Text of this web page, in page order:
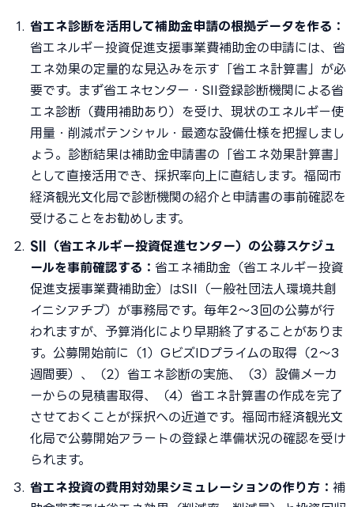
省エネ診断を活用して補助金申請の根拠データを作る：
省エネルギー投資促進支援事業費補助金の申請には、省
エネ効果の定量的な見込みを示す「省エネ計算書」が必
要です。まず省エネセンター・SII登録診断機関による省
エネ診断（費用補助あり）を受け、現状のエネルギー使
用量・削減ポテンシャル・最適な設備仕様を把握しまし
ょう。診断結果は補助金申請書の「省エネ効果計算書」
として直接活用でき、採択率向上に直結します。福岡市
経済観光文化局で診断機関の紹介と申請書の事前確認を
受けることをお勧めします。
SII（省エネルギー投資促進センター）の公募スケジュ
ールを事前確認する： 省エネ補助金（省エネルギー投資
促進支援事業費補助金）はSII（一般社団法人環境共創
イニシアチブ）が事務局です。毎年2〜3回の公募が行
われますが、予算消化により早期終了することがありま
す。公募開始前に（1）GビズIDプライムの取得（2〜3
週間要）、（2）省エネ診断の実施、（3）設備メーカ
ーからの見積書取得、（4）省エネ計算書の作成を完了
させておくことが採択への近道です。福岡市経済観光文
化局で公募開始アラートの登録と準備状況の確認を受け
られます。
省エネ投資の費用対効果シミュレーションの作り方： 補